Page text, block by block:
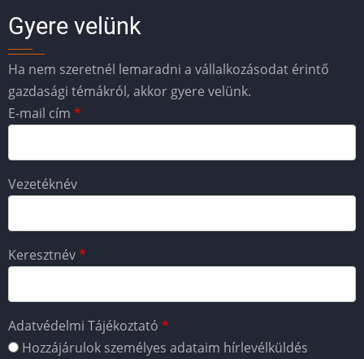
Gyere velünk
Ha nem szeretnél lemaradni a vállalkozásodat érintő
gazdasági témákról, akkor gyere velünk.
E-mail cím
Vezetéknév
Keresztnév
Adatvédelmi Tájékoztató
Hozzájárulok személyes adataim hírlevélküldés